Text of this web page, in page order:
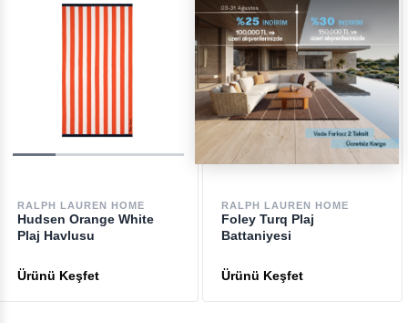
RALPH LAUREN HOME
Hudsen Orange White
Plaj Havlusu
RALPH LAUREN HOME
Foley Turq Plaj
Battaniyesi